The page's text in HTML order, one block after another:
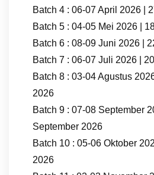
Batch 4 : 06-07 April 2026 |
Batch 5 : 04-05 Mei 2026 |
Batch 6 : 08-09 Juni 2026 |
Batch 7 : 06-07 Juli 2026 |
Batch 8 : 03-04 Agustus
2026
Batch 9 : 07-08 September
September 2026
Batch 10 : 05-06 Oktober
2026